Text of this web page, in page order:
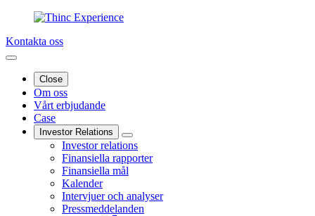
Kontakta oss
Close
Om oss
Vårt erbjudande
Case
Investor Relations
Investor relations
Finansiella rapporter
Finansiella mål
Kalender
Intervjuer och analyser
Pressmeddelanden